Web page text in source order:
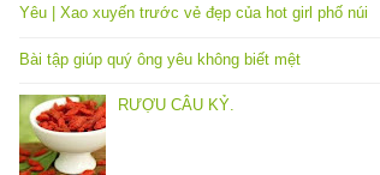
Yêu | Xao xuyến trước vẻ đẹp của hot girl phố núi
Bài tập giúp quý ông yêu không biết mệt
RƯỢU CÂU KỶ.